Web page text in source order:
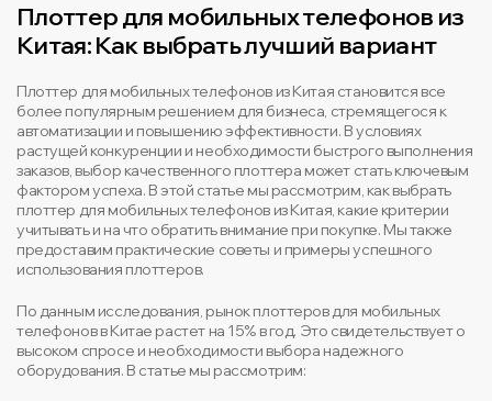
Плоттер для мобильных телефонов из
Китая: Как выбрать лучший вариант
Плоттер для мобильных телефонов из Китая становится все
более популярным решением для бизнеса, стремящегося к
автоматизации и повышению эффективности. В условиях
растущей конкуренции и необходимости быстрого выполнения
заказов, выбор качественного плоттера может стать ключевым
фактором успеха. В этой статье мы рассмотрим, как выбрать
плоттер для мобильных телефонов из Китая, какие критерии
учитывать и на что обратить внимание при покупке. Мы также
предоставим практические советы и примеры успешного
использования плоттеров.
По данным исследования, рынок плоттеров для мобильных
телефонов в Китае растет на 15% в год. Это свидетельствует о
высоком спросе и необходимости выбора надежного
оборудования. В статье мы рассмотрим: